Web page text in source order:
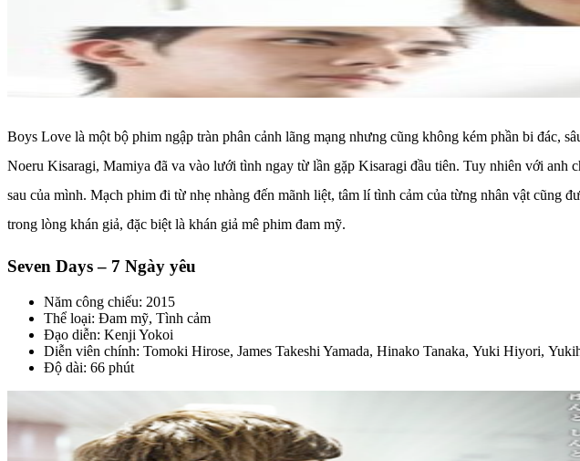
Boys Love là một bộ phim ngập tràn phân cảnh lãng mạng nhưng cũng không kém phần bi đác,
Noeru Kisaragi, Mamiya đã va vào lưới tình ngay từ lần gặp Kisaragi đầu tiên. Tuy nhiên với
sau của mình. Mạch phim đi từ nhẹ nhàng đến mãnh liệt, tâm lí tình cảm của từng nhân vật cũng
trong lòng khán giả, đặc biệt là khán giả mê phim đam mỹ.
Seven Days – 7 Ngày yêu
Năm công chiếu: 2015
Thể loại: Đam mỹ, Tình cảm
Đạo diễn: Kenji Yokoi
Diễn viên chính: Tomoki Hirose, James Takeshi Yamada, Hinako Tanaka, Yuki Hiyori,
Độ dài: 66 phút